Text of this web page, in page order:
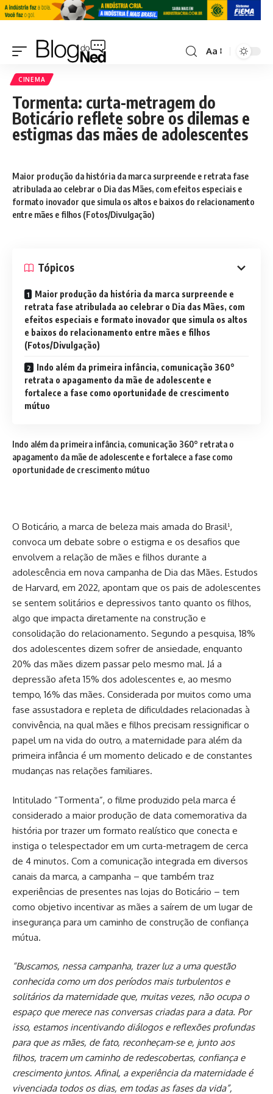
Aa
CINEMA
Tormenta: curta-metragem do
Boticário reflete sobre os dilemas e
estigmas das mães de adolescentes
Maior produção da história da marca surpreende e retrata fase
atribulada ao celebrar o Dia das Mães, com efeitos especiais e
formato inovador que simula os altos e baixos do relacionamento
entre mães e filhos (Fotos/Divulgação)
Tópicos
Maior produção da história da marca surpreende e
retrata fase atribulada ao celebrar o Dia das Mães, com
efeitos especiais e formato inovador que simula os altos
e baixos do relacionamento entre mães e filhos
(Fotos/Divulgação)
Indo além da primeira infância, comunicação 360°
retrata o apagamento da mãe de adolescente e
fortalece a fase como oportunidade de crescimento
mútuo
Indo além da primeira infância, comunicação 360° retrata o
apagamento da mãe de adolescente e fortalece a fase como
oportunidade de crescimento mútuo
O Boticário, a marca de beleza mais amada do Brasil¹,
convoca um debate sobre o estigma e os desafios que
envolvem a relação de mães e filhos durante a
adolescência em nova campanha de Dia das Mães. Estudos
de Harvard, em 2022, apontam que os pais de adolescentes
se sentem solitários e depressivos tanto quanto os filhos,
algo que impacta diretamente na construção e
consolidação do relacionamento. Segundo a pesquisa, 18%
dos adolescentes dizem sofrer de ansiedade, enquanto
20% das mães dizem passar pelo mesmo mal. Já a
depressão afeta 15% dos adolescentes e, ao mesmo
tempo, 16% das mães. Considerada por muitos como uma
fase assustadora e repleta de dificuldades relacionadas à
convivência, na qual mães e filhos precisam ressignificar o
papel um na vida do outro, a maternidade para além da
primeira infância é um momento delicado e de constantes
mudanças nas relações familiares.
Intitulado “Tormenta”, o filme produzido pela marca é
considerado a maior produção de data comemorativa da
história por trazer um formato realístico que conecta e
instiga o telespectador em um curta-metragem de cerca
de 4 minutos. Com a comunicação integrada em diversos
canais da marca, a campanha – que também traz
experiências de presentes nas lojas do Boticário – tem
como objetivo incentivar as mães a saírem de um lugar de
insegurança para um caminho de construção de confiança
mútua.
“Buscamos, nessa campanha, trazer luz a uma questão
conhecida como um dos períodos mais turbulentos e
solitários da maternidade que, muitas vezes, não ocupa o
espaço que merece nas conversas criadas para a data. Por
isso, estamos incentivando diálogos e reflexões profundas
para que as mães, de fato, reconheçam-se e, junto aos
filhos, tracem um caminho de redescobertas, confiança e
crescimento juntos. Afinal, a experiência da maternidade é
vivenciada todos os dias, em todas as fases da vida”,